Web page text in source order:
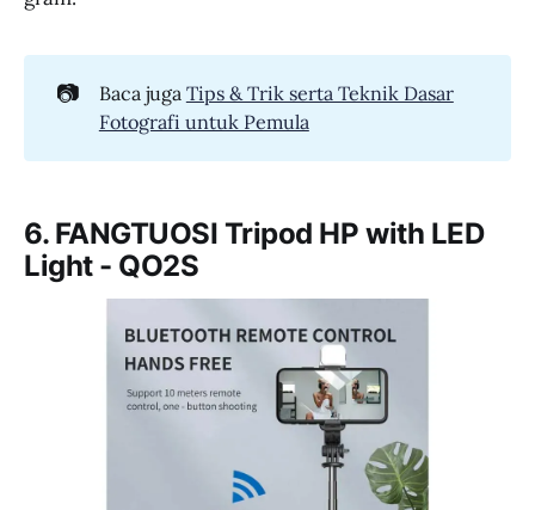
📷 Baca juga Tips & Trik serta Teknik Dasar
Fotografi untuk Pemula
6. FANGTUOSI Tripod HP with LED
Light - QO2S